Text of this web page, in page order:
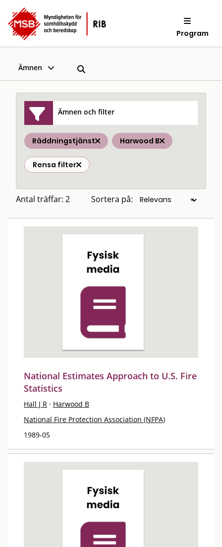
Program
Ämnen
Ämnen och filter
Räddningstjänst Harwood B
Rensa filter
Antal träffar: 2 Sortera på:
National Estimates Approach to U.S. Fire
Statistics
Hall J R · Harwood B
National Fire Protection Association (NFPA)
1989-05